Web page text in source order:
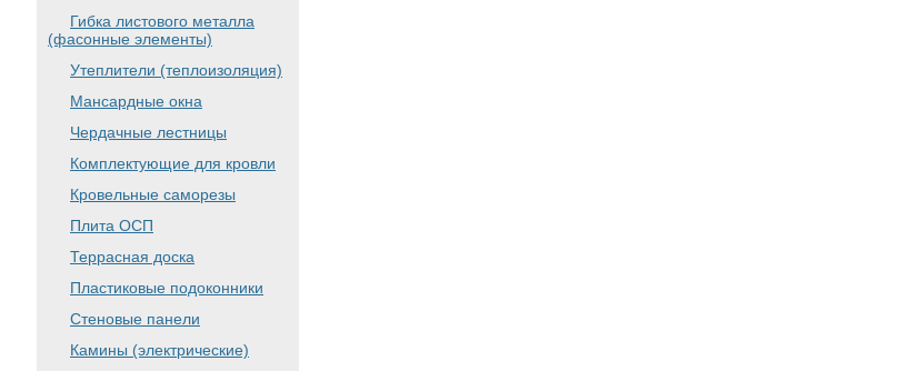
Гибка листового металла
(фасонные элементы)
Утеплители (теплоизоляция)
Мансардные окна
Чердачные лестницы
Комплектующие для кровли
Кровельные саморезы
Плита ОСП
Террасная доска
Пластиковые подоконники
Стеновые панели
Камины (электрические)